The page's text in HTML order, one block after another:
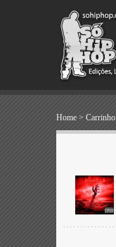
Home > Carrinho